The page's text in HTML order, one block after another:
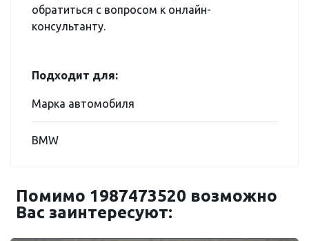
обратиться с вопросом к онлайн-
консультанту.
Подходит для:
Марка автомобиля
BMW
Помимо 1987473520 возможно
Вас заинтересуют: